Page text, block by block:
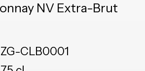
NV Extra-Brut
ZG-CLB0001